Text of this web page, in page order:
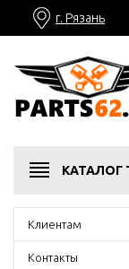
г. Рязань
КАТАЛОГ
Клиентам
Контакты